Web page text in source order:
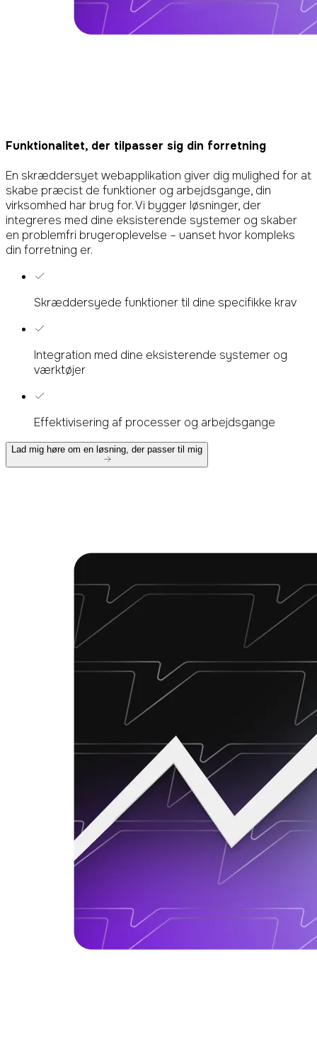
Funktionalitet, der tilpasser sig din forretning
En skræddersyet webapplikation giver dig mulighed for at
skabe præcist de funktioner og arbejdsgange, din
virksomhed har brug for. Vi bygger løsninger, der
integreres med dine eksisterende systemer og skaber
en problemfri brugeroplevelse – uanset hvor kompleks
din forretning er.
Skræddersyede funktioner til dine specifikke krav
Integration med dine eksisterende systemer og
værktøjer
Effektivisering af processer og arbejdsgange
Lad mig høre om en løsning, der passer til mig